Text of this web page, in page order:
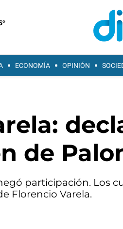
ECONOMÍA OPINIÓN
de
participación. Los
Florencio Varela.